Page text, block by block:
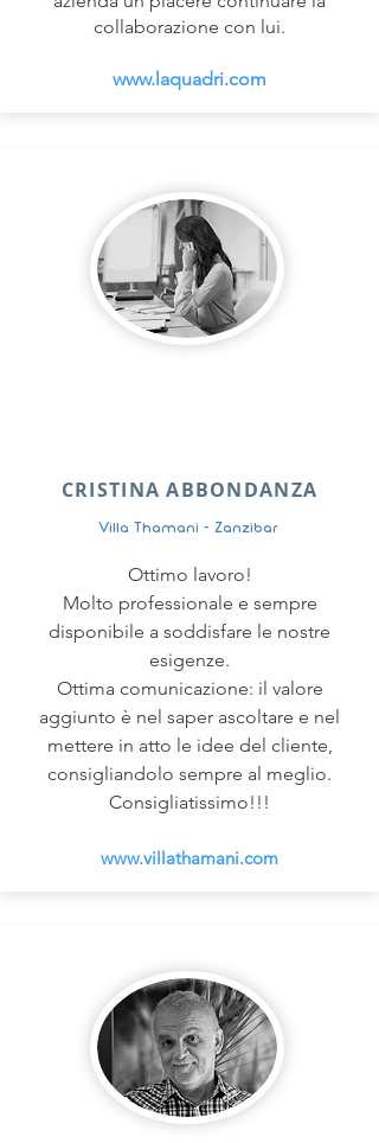
collaborazione con lui.
www.laquadri.com
CRISTINA ABBONDANZA
Villa Thamani - Zanzibar
Ottimo lavoro!
Molto professionale e sempre
disponibile a soddisfare le nostre
esigenze.
Ottima comunicazione: il valore
aggiunto è nel saper ascoltare e nel
mettere in atto le idee del cliente,
consigliandolo sempre al meglio.
Consigliatissimo!!!
www.villathamani.com